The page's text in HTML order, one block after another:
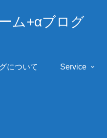
ーム+αブログ
について Service